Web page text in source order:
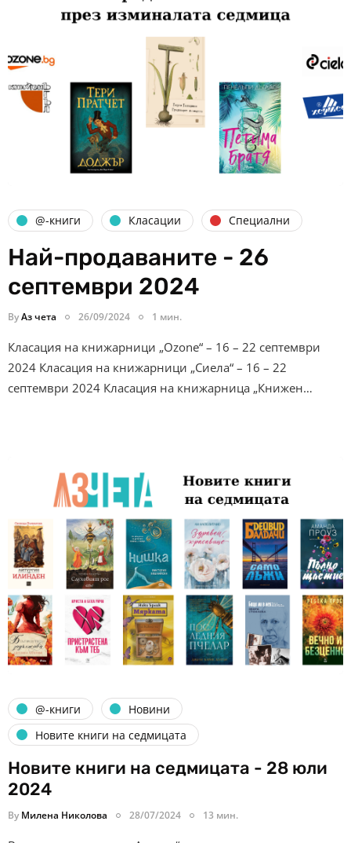
@-книги Класации Специални
Най-продаваните - 26
септември 2024
ByАз чета 26/09/2024 1 мин.
Класация на книжарници „Ozone“ – 16 – 22 септември
2024 Класация на книжарници „Сиела“ – 16 – 22
септември 2024 Класация на книжарница „Книжен…
@-книги
Новини
Новите книги на седмицата
Новите книги на седмицата - 28 юли
2024
By Милена Николова 28/07/2024 13 мин.